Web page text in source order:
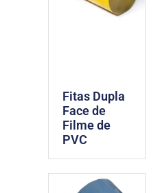
Fitas Dupla
Face de
Filme de
PVC